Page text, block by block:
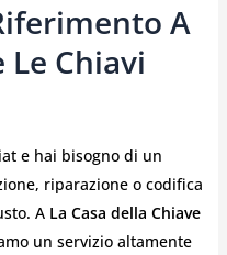
A
Chiavi
e hai bisogno di un
riparazione o codifica
A La Casa della Chiave
un servizio altamente